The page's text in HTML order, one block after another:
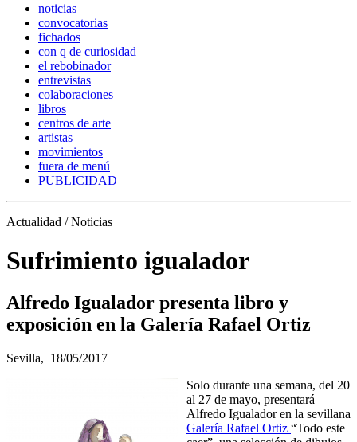
noticias
convocatorias
fichados
con q de curiosidad
el rebobinador
entrevistas
colaboraciones
libros
centros de arte
artistas
movimientos
fuera de menú
PUBLICIDAD
Actualidad / Noticias
Sufrimiento igualador
Alfredo Igualador presenta libro y
exposición en la Galería Rafael Ortiz
Sevilla, 18/05/2017
Solo durante una semana, del 20
al 27 de mayo, presentará
Alfredo Igualador en la sevillana
Galería Rafael Ortiz “Todo este